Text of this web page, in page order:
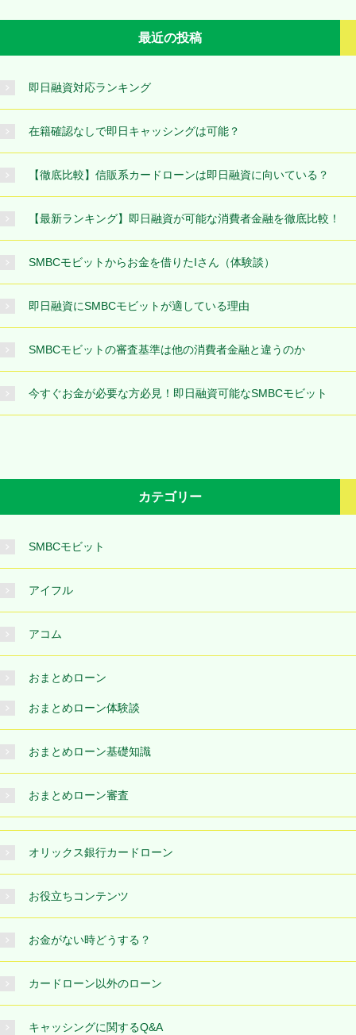
最近の投稿
即日融資対応ランキング
在籍確認なしで即日キャッシングは可能？
【徹底比較】信販系カードローンは即日融資に向いている？
【最新ランキング】即日融資が可能な消費者金融を徹底比較！
SMBCモビットからお金を借りたIさん（体験談）
即日融資にSMBCモビットが適している理由
SMBCモビットの審査基準は他の消費者金融と違うのか
今すぐお金が必要な方必見！即日融資可能なSMBCモビット
カテゴリー
SMBCモビット
アイフル
アコム
おまとめローン
おまとめローン体験談
おまとめローン基礎知識
おまとめローン審査
オリックス銀行カードローン
お役立ちコンテンツ
お金がない時どうする？
カードローン以外のローン
キャッシングに関するQ&A